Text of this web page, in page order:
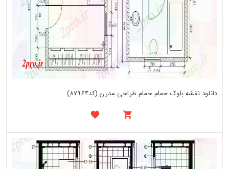
دانلود نقشه بلوک حمام حمام طراحی مدرن (کد87964)